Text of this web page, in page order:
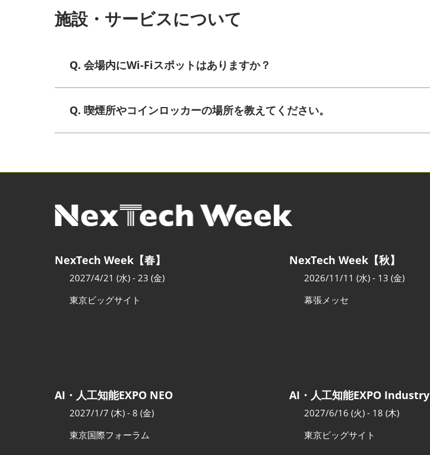
施設・サービスについて
Q. 会場内にWi-Fiスポットはありますか？
Q. 喫煙所やコインロッカーの場所を教えてください。
NexTech Week【春】
2027/4/21 (水) - 23 (金)
東京ビッグサイト
NexTech Week【秋】
2026/11/11 (水) - 13 (金)
幕張メッセ
AI・人工知能EXPO NEO
2027/1/7 (木) - 8 (金)
東京国際フォーラム
AI・人工知能EXPO Industry
2027/6/16 (火) - 18 (木)
東京ビッグサイト